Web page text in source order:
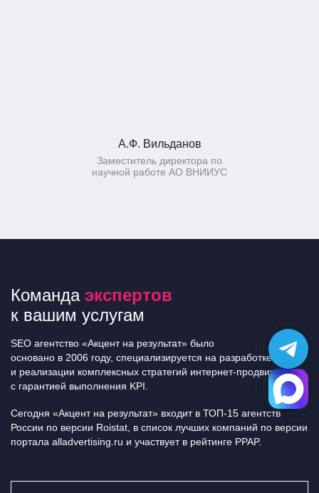
А.Ф. Вильданов
Заместитель директора по
научной работе АО ВНИИУС
Команда экспертов
к вашим услугам
SEO агентство «Акцент на результат» было
основано в 2006 году, специализируется на разработке
и реализации комплексных стратегий интернет-продвижения
с гарантией выполнения KPI.
Сегодня «Акцент на результат» входит в ТОП-15 агентств
России по версии Roistat, в список лучших компаний по версии
портала alladvertising.ru и участвует в рейтинге PPAP.